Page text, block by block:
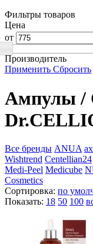
Фильтры товаров
Цена
от
Производитель
Применить Сбросить
Ампулы /
Все бренды ANUA
Wishtrend Centellian24
Medi-Peel Medicube
Cosmetics
Сортировка: по
Показать: 18 50 100